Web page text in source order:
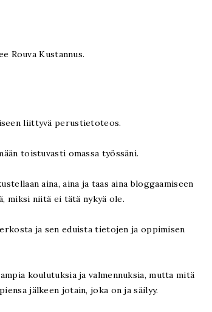
Rouva Kustannus.
liittyvä perustietoteos.
toistuvasti omassa työssäni.
aina, aina ja taas aina bloggaamiseen
niitä ei tätä nykyä ole.
ja sen eduista tietojen ja oppimisen
koulutuksia ja valmennuksia, mutta mitä
jälkeen jotain, joka on ja säilyy.